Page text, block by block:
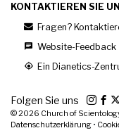
KONTAKTIEREN SIE
Fragen?
Website-Feedback
Ein Dianetics-
Folgen Sie uns
© 2026 Church of
Datenschutzerklärung •